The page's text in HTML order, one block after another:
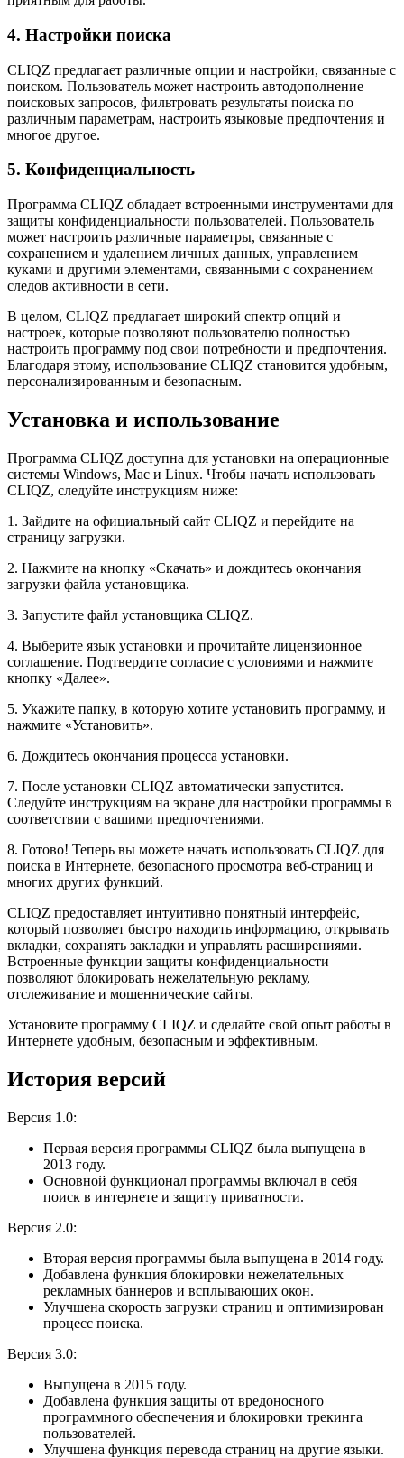
4. Настройки поиска
CLIQZ предлагает различные опции и настройки, связанные с
поиском. Пользователь может настроить автодополнение
поисковых запросов, фильтровать результаты поиска по
различным параметрам, настроить языковые предпочтения и
многое другое.
5. Конфиденциальность
Программа CLIQZ обладает встроенными инструментами для
защиты конфиденциальности пользователей. Пользователь
может настроить различные параметры, связанные с
сохранением и удалением личных данных, управлением
куками и другими элементами, связанными с сохранением
следов активности в сети.
В целом, CLIQZ предлагает широкий спектр опций и
настроек, которые позволяют пользователю полностью
настроить программу под свои потребности и предпочтения.
Благодаря этому, использование CLIQZ становится удобным,
персонализированным и безопасным.
Установка и использование
Программа CLIQZ доступна для установки на операционные
системы Windows, Mac и Linux. Чтобы начать использовать
CLIQZ, следуйте инструкциям ниже:
1. Зайдите на официальный сайт CLIQZ и перейдите на
страницу загрузки.
2. Нажмите на кнопку «Скачать» и дождитесь окончания
загрузки файла установщика.
3. Запустите файл установщика CLIQZ.
4. Выберите язык установки и прочитайте лицензионное
соглашение. Подтвердите согласие с условиями и нажмите
кнопку «Далее».
5. Укажите папку, в которую хотите установить программу, и
нажмите «Установить».
6. Дождитесь окончания процесса установки.
7. После установки CLIQZ автоматически запустится.
Следуйте инструкциям на экране для настройки программы в
соответствии с вашими предпочтениями.
8. Готово! Теперь вы можете начать использовать CLIQZ для
поиска в Интернете, безопасного просмотра веб-страниц и
многих других функций.
CLIQZ предоставляет интуитивно понятный интерфейс,
который позволяет быстро находить информацию, открывать
вкладки, сохранять закладки и управлять расширениями.
Встроенные функции защиты конфиденциальности
позволяют блокировать нежелательную рекламу,
отслеживание и мошеннические сайты.
Установите программу CLIQZ и сделайте свой опыт работы в
Интернете удобным, безопасным и эффективным.
История версий
Версия 1.0:
Первая версия программы CLIQZ была выпущена в
2013 году.
Основной функционал программы включал в себя
поиск в интернете и защиту приватности.
Версия 2.0:
Вторая версия программы была выпущена в 2014 году.
Добавлена функция блокировки нежелательных
рекламных баннеров и всплывающих окон.
Улучшена скорость загрузки страниц и оптимизирован
процесс поиска.
Версия 3.0:
Выпущена в 2015 году.
Добавлена функция защиты от вредоносного
программного обеспечения и блокировки трекинга
пользователей.
Улучшена функция перевода страниц на другие языки.